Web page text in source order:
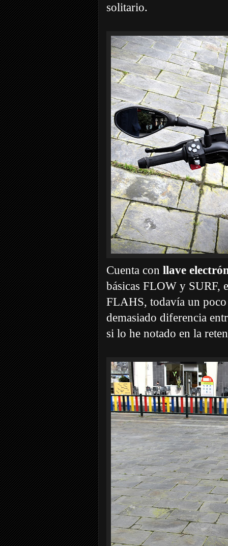
solitario.
Cuenta con llave
básicas FLOW y SURF,
FLAHS, todavía un
demasiado diferencia
si lo he notado en la